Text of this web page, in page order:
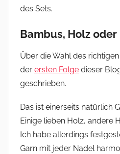
des Sets.
Bambus, Holz
Über die Wahl des
der ersten Folge dieser
geschrieben.
Das ist einerseits natürlich
Einige lieben Holz, andere
Ich habe allerdings
Garn mit jeder Nadel